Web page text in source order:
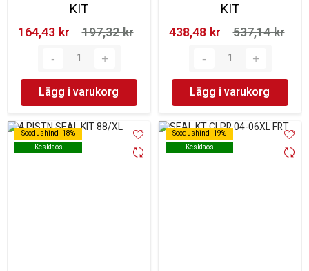
KIT
164,43 kr‎
197,32 kr‎
Lägg i varukorg
KIT
438,48 kr‎
537,14 kr‎
Lägg i varukorg
Soodushind -18%
Kesklaos
Soodushind -18%
Kesklaos
Soodushind -19%
Kesklaos
Soodushind -19%
Kesklaos